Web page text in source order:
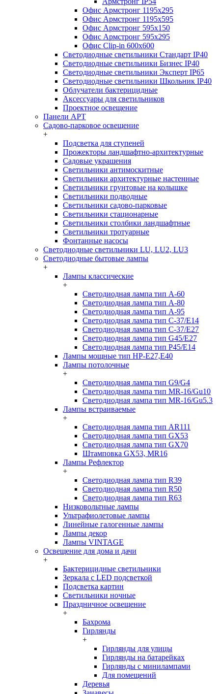
Офис Армстронг 1195x295
Офис Армстронг 1195x595
Офис Армстронг 595x150
Офис Армстронг 595x295
Офис Clip-in 600x600
Светодиодные светильники Стандарт IP40
Светодиодные светильники Бизнес IP40
Светодиодные светильники Эксперт IP65
Светодиодные светильники Школьник IP40
Облучатели бактерицидные
Аксессуары для светильников
Проектное освещение
Панели АРТ
Садово-парковое освещение
+
Подсветка для ступеней
Прожекторы ландшафтно-архитектурные
Садовые украшения
Светильники антимоскитные
Светильники архитектурные настенные
Светильники грунтовые на колышке
Светильники подводные
Светильники садово-парковые
Светильники стационарные
Светильники столбики ландшафтные
Светильники тротуарные
Фонтанные насосы
Светодиодные светильники LU, LU2, LU3
Светодиодные бытовые лампы
+
Лампы классические
+
Светодиодная лампа тип A-60
Светодиодная лампа тип A-80
Светодиодная лампа тип A-95
Светодиодная лампа тип C-37/Е14
Светодиодная лампа тип C-37/Е27
Светодиодная лампа тип G45/E27
Светодиодная лампа тип P45/E14
Лампы мощные тип HP-E27,E40
Лампы потолочные
+
Светодиодная лампа тип G9/G4
Светодиодная лампа тип MR-16/Gu10
Светодиодная лампа тип MR-16/Gu5.3
Лампы встраиваемые
+
Светодиодная лампа тип AR111
Светодиодная лампа тип GX53
Светодиодная лампа тип GX70
Штамповка GX53, MR16
Лампы Рефлектор
+
Светодиодная лампа тип R39
Светодиодная лампа тип R50
Светодиодная лампа тип R63
Низковольтные лампы
Ультрафиолетовые лампы
Линейные галогенные лампы
Лампы декор
Лампы VINTAGE
Освещение для дома и дачи
+
Бактерицидные светильники
Зеркала с LED подсветкой
Подсветка картин
Светильники ночные
Праздничное освещение
+
Бахрома
Гирлянды
+
Гирлянды для улицы
Гирлянды на батарейках
Гирлянды с минилампами
Для помещений
Деревья